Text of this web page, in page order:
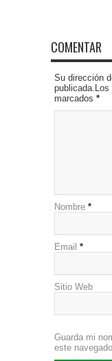
COMENTAR
Su dirección
marcados *
Nombre *
Email *
Sitio Web
Guarda mi
este